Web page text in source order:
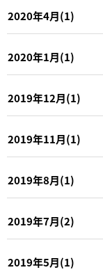
2020年4月(1)
2020年1月(1)
2019年12月(1)
2019年11月(1)
2019年8月(1)
2019年7月(2)
2019年5月(1)